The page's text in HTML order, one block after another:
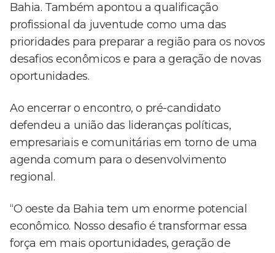
Bahia. Também apontou a qualificação
profissional da juventude como uma das
prioridades para preparar a região para os novos
desafios econômicos e para a geração de novas
oportunidades.
Ao encerrar o encontro, o pré-candidato
defendeu a união das lideranças políticas,
empresariais e comunitárias em torno de uma
agenda comum para o desenvolvimento
regional.
“O oeste da Bahia tem um enorme potencial
econômico. Nosso desafio é transformar essa
força em mais oportunidades, geração de